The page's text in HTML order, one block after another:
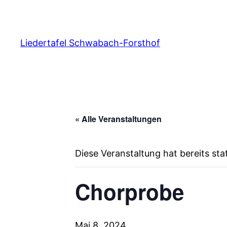
Liedertafel Schwabach-Forsthof
« Alle Veranstaltungen
Diese Veranstaltung hat bereits
Chorprobe